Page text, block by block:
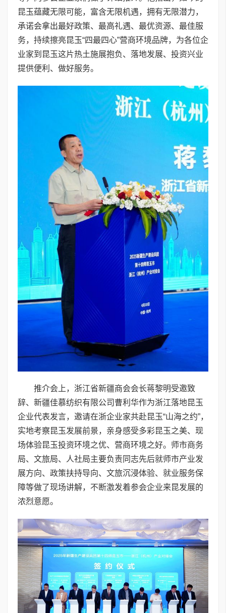
昆玉蕴藏无限可能，富含无限机遇，拥有无限潜力，
承诺会拿出最好政策、最高礼遇、最优资源、最佳服
务，持续擦亮昆玉“四最四心”营商环境品牌，为各位企
业家到昆玉这片热土施展抱负、落地发展、投资兴业
提供便利、做好服务。
推介会上，浙江省新疆商会会长蒋黎明受邀致
辞、新疆佳慕纺织有限公司曹利华作为浙江落地昆玉
企业代表发言，邀请在浙企业家共赴昆玉“山海之约”，
实地考察昆玉发展前景，亲身感受多彩昆玉之美、现
场体验昆玉投资环境之优、营商环境之好。师市商务
局、文旅局、人社局主要负责同志先后就师市产业发
展方向、政策扶持导向、文旅沉浸体验、就业服务保
障等做了现场讲解，不断激发着参会企业来昆发展的
浓烈意愿。